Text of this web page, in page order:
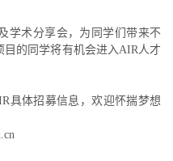
学术分享会，为同学们带来不
目的同学将有机会进入AIR人才
具体招募信息，欢迎怀揣梦想